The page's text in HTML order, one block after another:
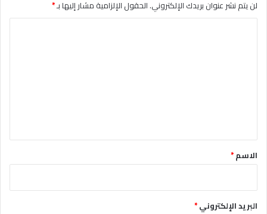
لن يتم نشر عنوان بريدك الإلكتروني.الحقول الإلزامية مشار إليها بـ*
*الاسم*
البريد الإلكتروني*